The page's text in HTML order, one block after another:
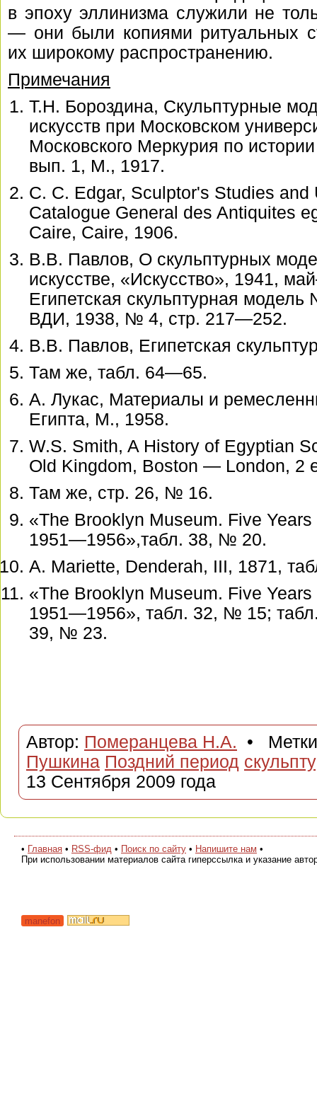
в эпоху эллинизма служили не
— они были копиями ритуальных
их широкому распространению.
Примечания
Т.Н. Бороздина, Скульптурные
искусств при Московском
Московского Меркурия по
вып. 1, М., 1917.
С. С. Еdgar, Sculptor's Studies and
Catalogue General des Antiquites
Caire, Caire, 1906.
В.В. Павлов, О скульптурных
искусстве, «Искусство», 1941,
Египетская скульптурная
ВДИ, 1938, № 4, стр. 217—252.
В.В. Павлов, Египетская
Там же, табл. 64—65.
А. Лукас, Материалы и
Египта, М., 1958.
W.S. Smith, A History of Egyptian
Old Kingdom, Boston — London, 2
Там же, стр. 26, № 16.
«The Brooklyn Museum. Five
1951—1956»,табл. 38, № 20.
A. Mariette, Denderah, III, 1871,
«The Brooklyn Museum. Five
1951—1956», табл. 32, № 15;
39, № 23.
Автор: Померанцева Н.А. •
Пушкина Поздний период
13 Сентября 2009 года
• Главная • RSS-фид • Поиск по сайту • Напишите нам •
При использовании материалов сайта гиперссылка и указание
manefon